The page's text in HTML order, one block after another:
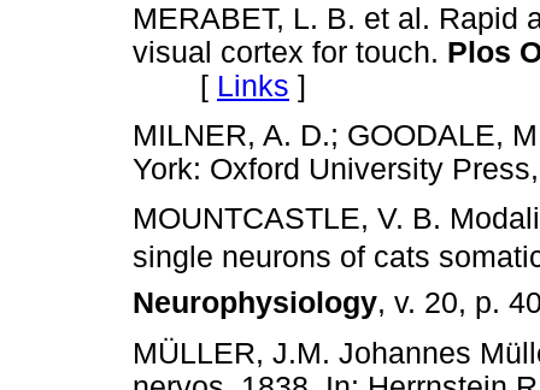
MERABET, L. B. et al. Rapid
visual cortex for touch. Plos
[ Links ]
MILNER, A. D.; GOODALE,
York: Oxford University
MOUNTCASTLE, V. B.
single neurons of cats
Neurophysiology, v. 20, p.
MÜLLER, J.M. Johannes